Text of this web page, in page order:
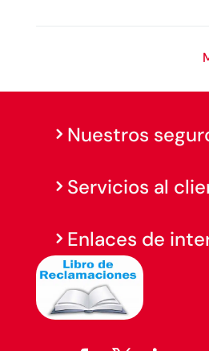
Nuestros
Servicios al
Enlaces de